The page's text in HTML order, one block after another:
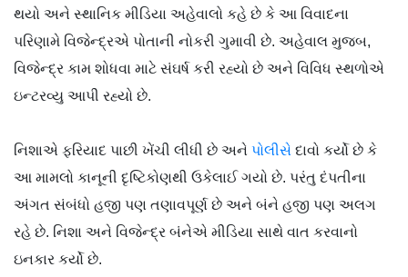
થયો અને સ્થાનિક મીડિયા અહેવાલો કહે છે કે આ વિવાદના
પરિણામે વિજેન્દ્રએ પોતાની નોકરી ગુમાવી છે. અહેવાલ મુજબ,
વિજેન્દ્ર કામ શોધવા માટે સંઘર્ષ કરી રહ્યો છે અને વિવિધ સ્થળોએ
ઇન્ટરવ્યુ આપી રહ્યો છે.
નિશાએ ફરિયાદ પાછી ખેંચી લીધી છે અને પોલીસે દાવો કર્યો છે કે
આ મામલો કાનૂની દૃષ્ટિકોણથી ઉકેલાઈ ગયો છે. પરંતુ દંપતીના
અંગત સંબંધો હજી પણ તણાવપૂર્ણ છે અને બંને હજી પણ અલગ
રહે છે. નિશા અને વિજેન્દ્ર બંનેએ મીડિયા સાથે વાત કરવાનો
ઇનકાર કર્યો છે.